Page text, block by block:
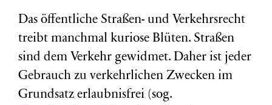
Das öffentliche Straßen- und Verkehrsrecht
treibt manchmal kuriose Blüten. Straßen
sind dem Verkehr gewidmet. Daher ist jeder
Gebrauch zu verkehrlichen Zwecken im
Grundsatz erlaubnisfrei (sog.